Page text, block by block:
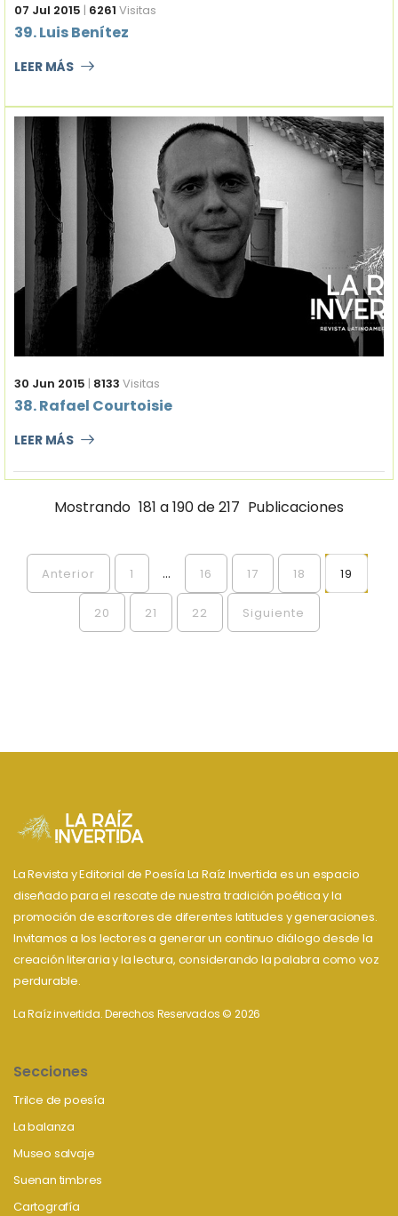
07 Jul 2015 | 6261 Visitas
39. Luis Benítez
LEER MÁS
30 Jun 2015 | 8133 Visitas
38. Rafael Courtoisie
LEER MÁS
Mostrando 181 a 190 de 217 Publicaciones
Anterior 1 ... 16 17 18 19
20 21 22 Siguiente
La Revista y Editorial de Poesía La Raíz Invertida es un espacio
diseñado para el rescate de nuestra tradición poética y la
promoción de escritores de diferentes latitudes y generaciones.
Invitamos a los lectores a generar un continuo diálogo desde la
creación literaria y la lectura, considerando la palabra como voz
perdurable.
La Raíz invertida. Derechos Reservados © 2026
Secciones
Trilce de poesía
La balanza
Museo salvaje
Suenan timbres
Cartografía